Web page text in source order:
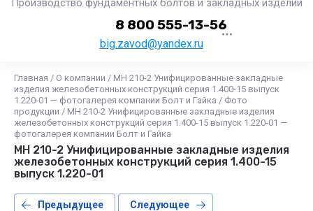
Производство фундаментных болтов и закладных изделий
big.zavod@yandex.ru
8 800 555-13-56
Главная / О компании / МН 210-2 Унифицированные закладные
изделия железобетонных конструкций серия 1.400-15 выпуск
1.220-01 — фотогалерея компании Болт и Гайка / Фото
продукции / МН 210-2 Унифицированные закладные изделия
железобетонных конструкций серия 1.400-15 выпуск 1.220-01 —
фотогалерея компании Болт и Гайка
МН 210-2 Унифицированные закладные изделия
железобетонных конструкций серия 1.400-15
выпуск 1.220-01
Предыдущее Следующее